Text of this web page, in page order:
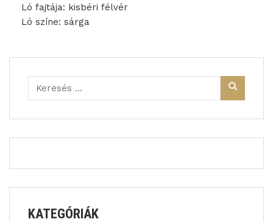
Ló fajtája: kisbéri félvér
Ló színe: sárga
KATEGÓRIÁK